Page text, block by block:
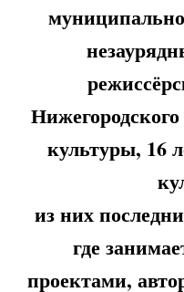
культуры, 16
из них
где
проектами,